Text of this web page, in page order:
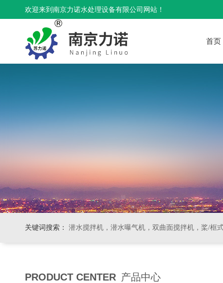
欢迎来到南京力诺水处理设备有限公司网站！
首页
关键词搜索： 潜水搅拌机，潜水曝气机，双曲面搅拌机，桨/框式搅拌
PRODUCT CENTER 产品中心